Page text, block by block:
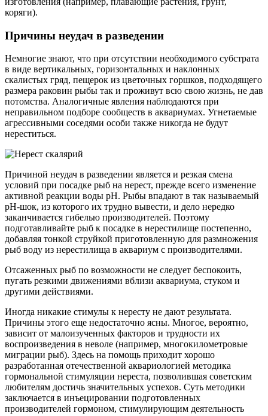
коряги).
Причины неудач в разведении
Немногие знают, что при отсутствии необходимого субстрата
в виде вертикальных, горизонтальных и наклонных
скалистых гряд, пещерок из цветочных горшков, подходящего
размера раковин рыбы так и проживут всю свою жизнь, не дав
потомства. Аналогичные явления наблюдаются при
неправильном подборе сообществ в аквариумах. Угнетаемые
агрессивными соседями особи также никогда не будут
нереститься.
Причиной неудач в разведении является и резкая смена
условий при посадке рыб на нерест, прежде всего изменение
активной реакции воды рН. Рыбы впадают в так называемый
рН-шок, из которого их трудно вывести, и дело нередко
заканчивается гибелью производителей. Поэтому
подготавливайте рыб к посадке в нерестилище постепенно,
добавляя тонкой струйкой приготовленную для размножения
рыб воду из нерестилища в аквариум с производителями.
Отсаженных рыб по возможности не следует беспокоить,
пугать резкими движениями вблизи аквариума, стуком и
другими действиями.
Иногда никакие стимулы к нересту не дают результата.
Причины этого еще недостаточно ясны. Многое, вероятно,
зависит от малоизученных факторов и трудности их
воспроизведения в неволе (например, многокилометровые
миграции рыб). Здесь на помощь приходит хорошо
разработанная отечественной аквариологией методика
гормональной стимуляции нереста, позволившая советским
любителям достичь значительных успехов. Суть методики
заключается в инъецировании подготовленных
производителей гормоном, стимулирующим деятельность